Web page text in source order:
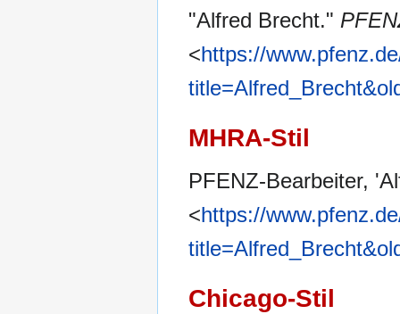
"Alfred Brecht."
<https://
MHRA-Stil
PFENZ-Bearbeiter,
<https://
Chicago-Stil